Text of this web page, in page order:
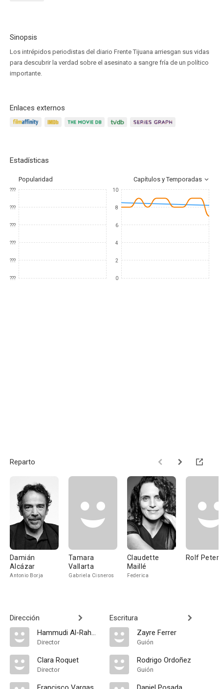
Sinopsis
Los intrépidos periodistas del diario Frente Tijuana arriesgan sus vidas
para descubrir la verdad sobre el asesinato a sangre fría de un político
importante.
Enlaces externos
Estadísticas
Popularidad Capítulos y Temporadas
???
???
???
???
???
???
10
8
6
4
2
0
Reparto
Damián
Alcázar
Antonio Borja
Tamara
Vallarta
Gabriela Cisneros
Claudette
Maillé
Federica
Rolf
Dirección
Hammudi Al-Rahmoun Font
Director
Clara Roquet
Director
Escritura
Zayre Ferrer
Guión
Rodrigo Ordoñez
Guión